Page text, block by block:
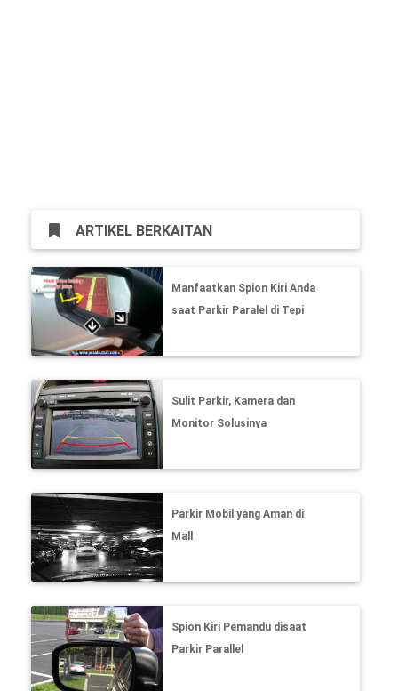
ARTIKEL BERKAITAN
Manfaatkan Spion Kiri Anda
saat Parkir Paralel di Tepi
Sulit Parkir, Kamera dan
Monitor Solusinya
Parkir Mobil yang Aman di
Mall
Spion Kiri Pemandu disaat
Parkir Parallel